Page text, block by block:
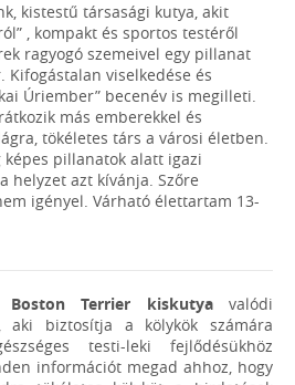
kistestű társasági kutya, akit
, kompakt és sportos testéről
ragyogó szemeivel egy pillanat
Kifogástalan viselkedése és
Úriember” becenév is megilleti.
más emberekkel és
tökéletes társ a városi életben.
képes pillanatok alatt igazi
helyzet azt kívánja. Szőre
igényel. Várható élettartam 13-
Terrier kiskutyavalódi
aki biztosítja a kölykök számára
testi-leki fejlődésükhöz
információt megad ahhoz, hogy